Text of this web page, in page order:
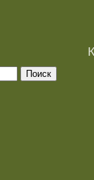
Поиск